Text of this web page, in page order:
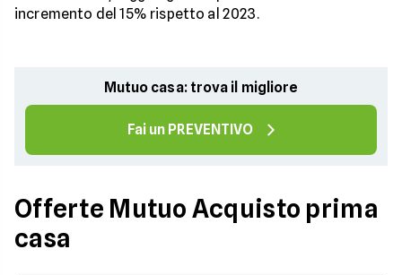
incremento del 15% rispetto al 2023.
Mutuo casa: trova il migliore
Fai un PREVENTIVO
Offerte Mutuo Acquisto prima
casa